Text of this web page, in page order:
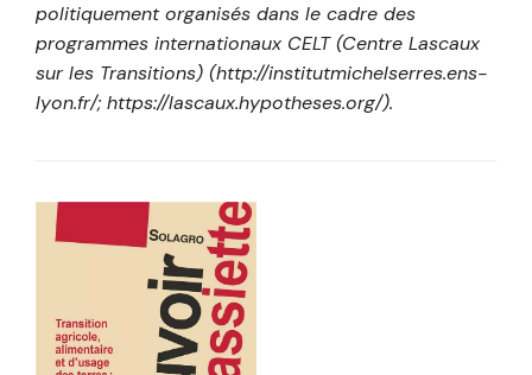
politiquement organisés dans le cadre des
programmes internationaux CELT (Centre Lascaux
sur les Transitions) (http://institutmichelserres.ens-
lyon.fr/; https://lascaux.hypotheses.org/).